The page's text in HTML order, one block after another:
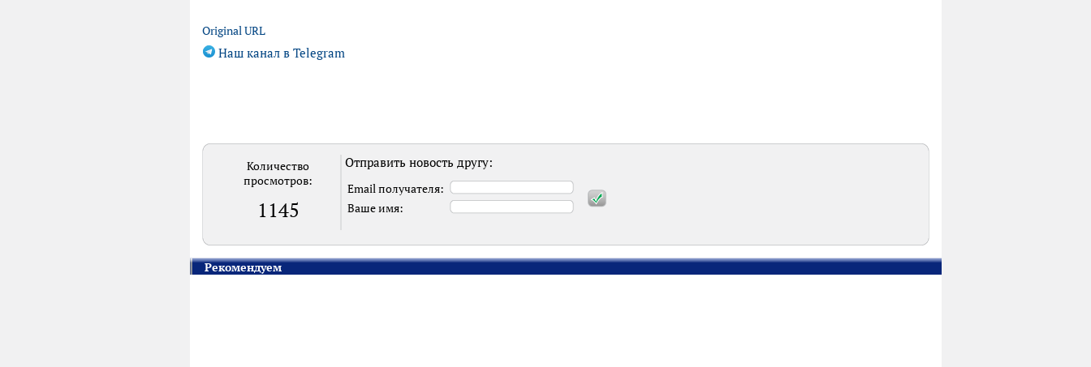
Original URL
Наш канал в Telegram
Количество
просмотров:
1145
Отправить новость другу:
Email получателя:
Ваше имя:
Рекомендуем